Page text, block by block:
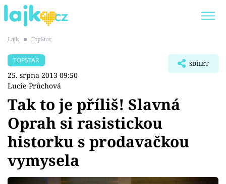
SHOPAHOLICADEL
Témata
Showbyznys
Youtubeři
Lajk ■ TopStar
TOPSTAR
25. srpna 2013 09:50
Lucie Průchová
SDÍLET
Tak to je příliš! Slavná
Oprah si rasistickou
historku s prodavačkou
vymysela